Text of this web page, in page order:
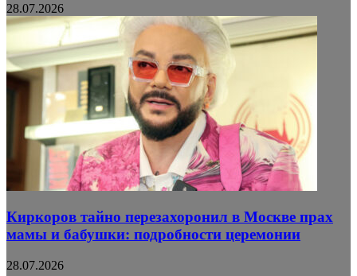
28.07.2026
Киркоров тайно перезахоронил в Москве прах
мамы и бабушки: подробности церемонии
28.07.2026